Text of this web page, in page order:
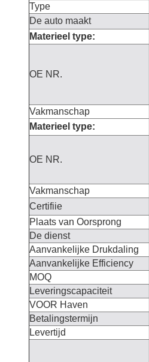
Type
De auto maakt
Materieel type:
OE NR.
Vakmanschap
Materieel type:
OE NR.
Vakmanschap
Certifiie
Plaats van Oorsprong
De dienst
Aanvankelijke Drukdaling
Aanvankelijke Efficiency
MOQ
Leveringscapaciteit
VOOR Haven
Betalingstermijn
Levertijd